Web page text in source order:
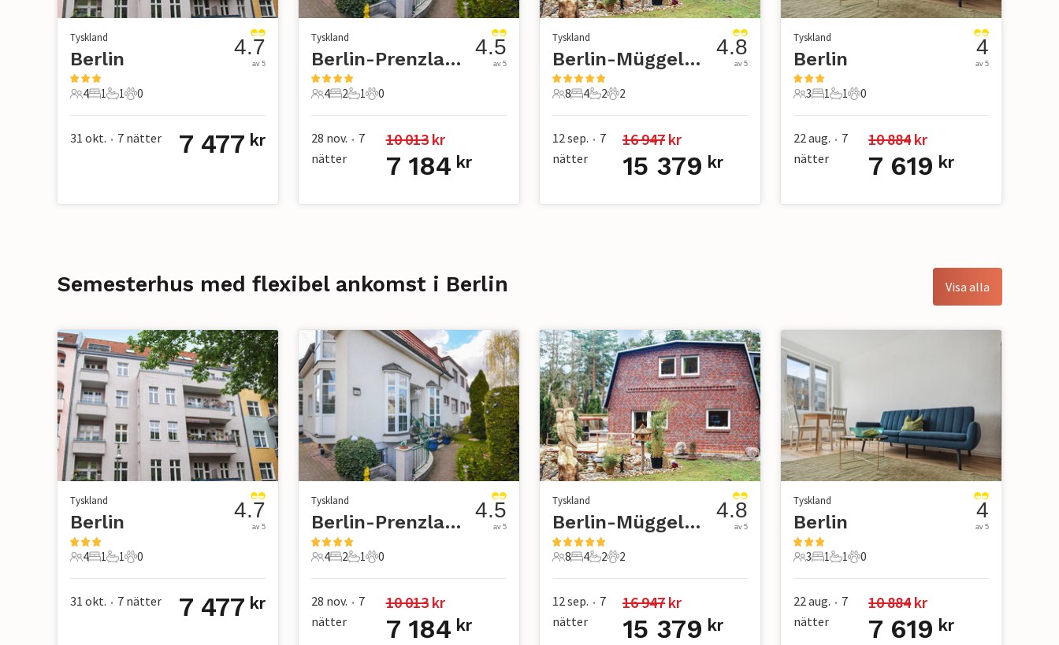
Tyskland
Berlin
4 Gäster
4
1 Sovrum
1
1 Badrum
1
0 Husdjur
0
4.7
av 5
31 okt. • 7 nätter 7 477 kr
Tyskland
Berlin-Prenzlauer Berg
4 Gäster
4
2 Sovrum
2
1 Badrum
1
0 Husdjur
0
4.5
av 5
28 nov. • 7
nätter
10 013 kr
7 184 kr
Tyskland
Berlin-Müggelheim
8 Gäster
8
4 Sovrum
4
2 Badrum
2
2 Husdjur
2
4.8
av 5
12 sep. • 7
nätter
16 947 kr
15 379 kr
Tyskland
Berlin
3 Gäster
3
1 Sovrum
1
1 Badrum
1
0 Husdjur
0
4
av 5
22 aug. • 7
nätter
10 884 kr
7 619 kr
Semesterhus med flexibel ankomst i Berlin Visa alla
Tyskland
Berlin
4 Gäster
4
1 Sovrum
1
1 Badrum
1
0 Husdjur
0
4.7
av 5
31 okt. • 7 nätter 7 477 kr
Tyskland
Berlin-Prenzlauer Berg
4 Gäster
4
2 Sovrum
2
1 Badrum
1
0 Husdjur
0
4.5
av 5
28 nov. • 7
nätter
10 013 kr
7 184 kr
Tyskland
Berlin-Müggelheim
8 Gäster
8
4 Sovrum
4
2 Badrum
2
2 Husdjur
2
4.8
av 5
12 sep. • 7
nätter
16 947 kr
15 379 kr
Tyskland
Berlin
3 Gäster
3
1 Sovrum
1
1 Badrum
1
0 Husdjur
0
4
av 5
22 aug. • 7
nätter
10 884 kr
7 619 kr